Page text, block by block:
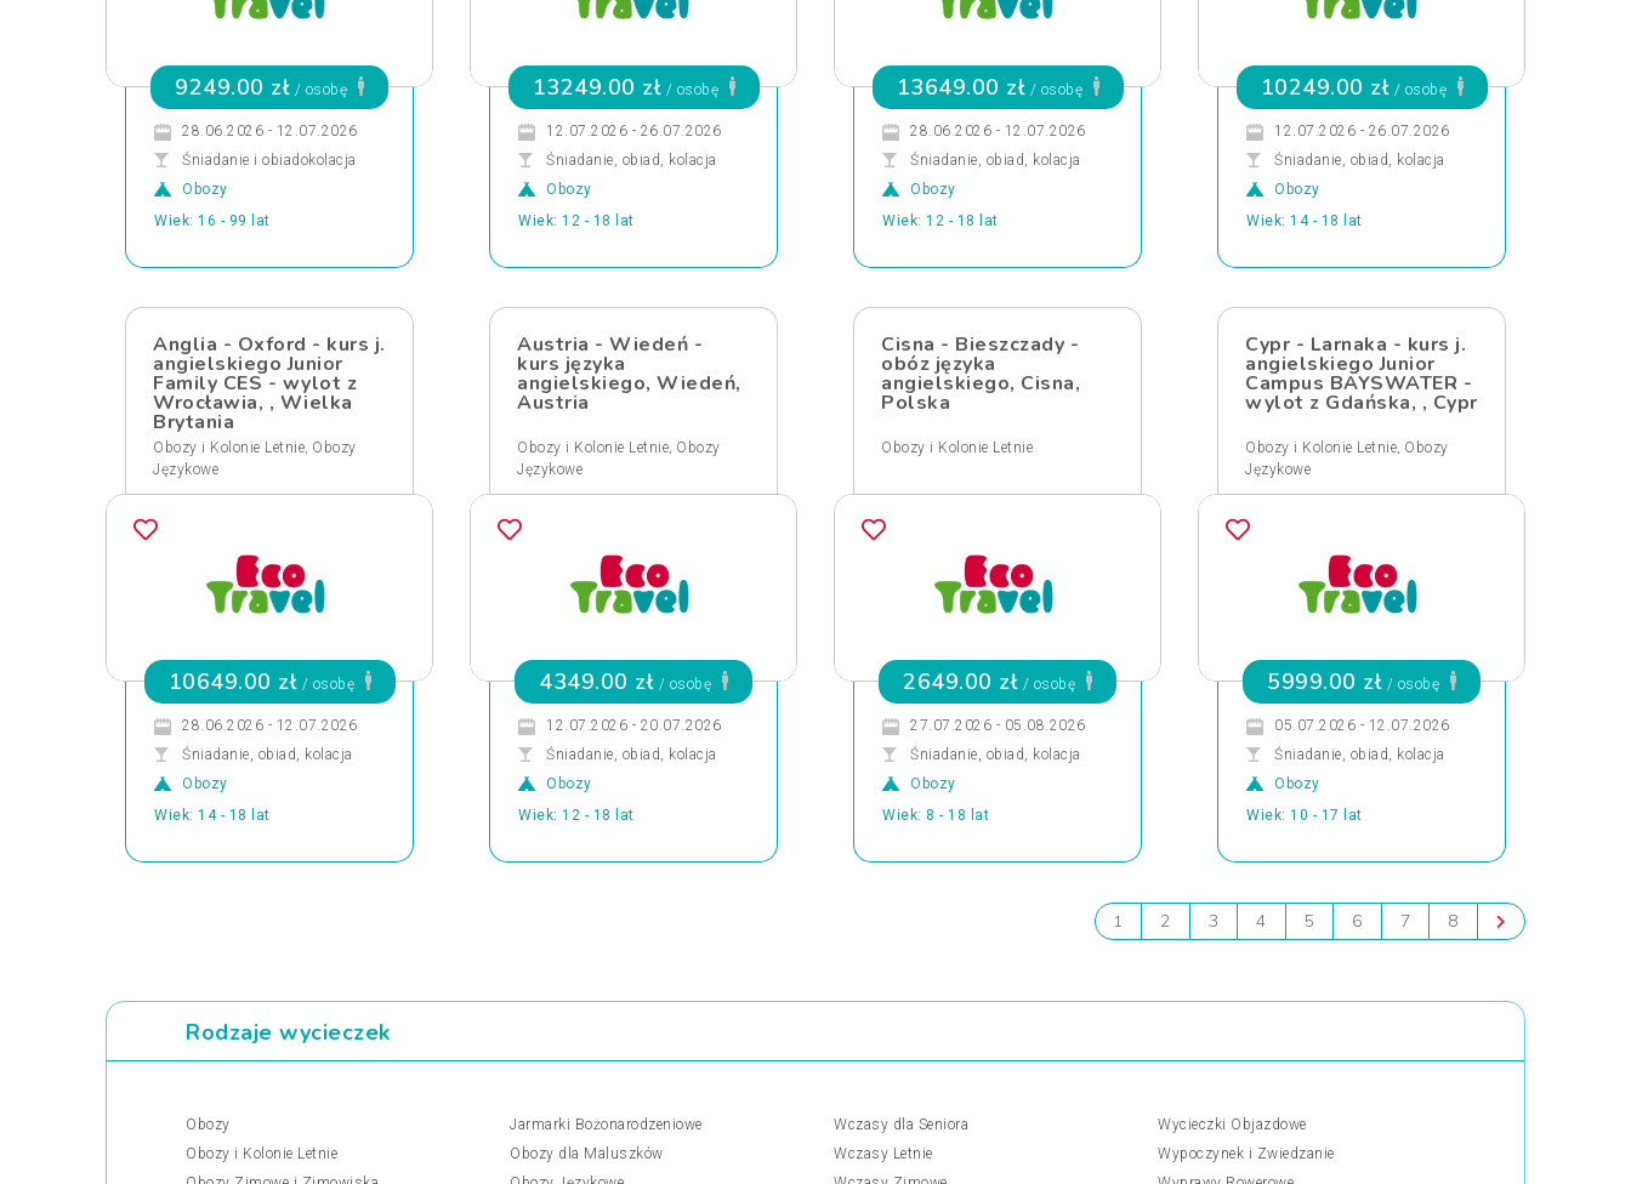
9249.00 zł / osobę
28.06.2026 - 12.07.2026
Śniadanie i obiadokolacja
Obozy
Wiek: 16 - 99 lat
13249.00 zł / osobę
12.07.2026 - 26.07.2026
Śniadanie, obiad, kolacja
Obozy
Wiek: 12 - 18 lat
13649.00 zł / osobę
28.06.2026 - 12.07.2026
Śniadanie, obiad, kolacja
Obozy
Wiek: 12 - 18 lat
10249.00 zł / osobę
12.07.2026 - 26.07.2026
Śniadanie, obiad, kolacja
Obozy
Wiek: 14 - 18 lat
Anglia - Oxford - kurs j.
angielskiego Junior
Family CES - wylot z
Wrocławia, , Wielka
Brytania
Obozy i Kolonie Letnie, Obozy
Językowe
10649.00 zł / osobę
28.06.2026 - 12.07.2026
Śniadanie, obiad, kolacja
Obozy
Wiek: 14 - 18 lat
Austria - Wiedeń -
kurs języka
angielskiego, Wiedeń,
Austria
Obozy i Kolonie Letnie, Obozy
Językowe
4349.00 zł / osobę
12.07.2026 - 20.07.2026
Śniadanie, obiad, kolacja
Obozy
Wiek: 12 - 18 lat
Cisna - Bieszczady -
obóz języka
angielskiego, Cisna,
Polska
Obozy i Kolonie Letnie
2649.00 zł / osobę
27.07.2026 - 05.08.2026
Śniadanie, obiad, kolacja
Obozy
Wiek: 8 - 18 lat
Cypr - Larnaka - kurs j.
angielskiego Junior
Campus BAYSWATER -
wylot z Gdańska, , Cypr
Obozy i Kolonie Letnie, Obozy
Językowe
5999.00 zł / osobę
05.07.2026 - 12.07.2026
Śniadanie, obiad, kolacja
Obozy
Wiek: 10 - 17 lat
1 2 3 4 5 6 7 8
Rodzaje wycieczek
Obozy
Obozy i Kolonie Letnie
Jarmarki Bożonarodzeniowe
Obozy dla Maluszków
Wczasy dla Seniora
Wczasy Letnie
Wycieczki Objazdowe
Wypoczynek i Zwiedzanie